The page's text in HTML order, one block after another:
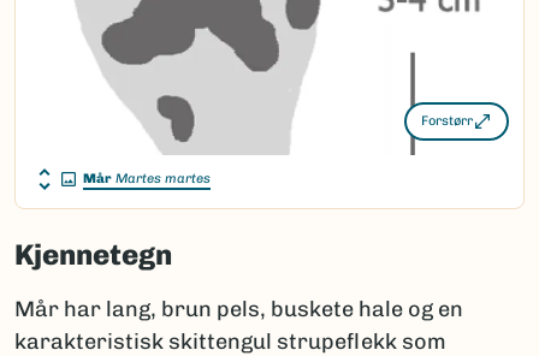
Forstørr
Mår Martes martes
Kjennetegn
Mår har lang, brun pels, buskete hale og en
karakteristisk skittengul strupeflekk som